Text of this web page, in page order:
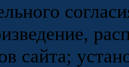
сайта;